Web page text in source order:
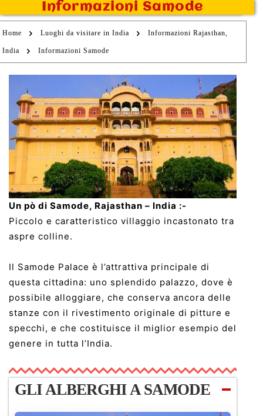
Informazioni Samode
Home Luoghi da visitare in India Informazioni Rajasthan,
India Informazioni Samode
Un pò di Samode, Rajasthan – India :-
Piccolo e caratteristico villaggio incastonato tra
aspre colline.
Il Samode Palace è l’attrattiva principale di
questa cittadina: uno splendido palazzo, dove è
possibile alloggiare, che conserva ancora delle
stanze con il rivestimento originale di pitture e
specchi, e che costituisce il miglior esempio del
genere in tutta l’India.
GLI ALBERGHI A SAMODE